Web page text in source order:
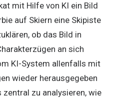
mit Hilfe von KI ein Bild
auf Skiern eine Skipiste
ob das Bild in
an sich
KI-System allenfalls mit
wieder herausgegeben
zu analysieren, wie